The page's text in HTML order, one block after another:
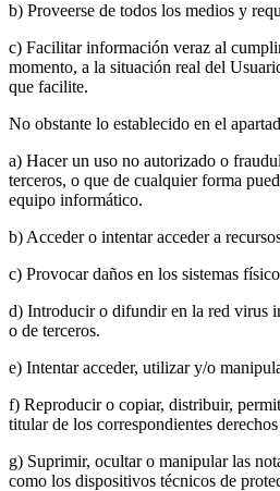
b) Proveerse de todos los medios y
c) Facilitar información veraz al
momento, a la situación real del
que facilite.
No obstante lo establecido en el
a) Hacer un uso no autorizado o
terceros, o que de cualquier forma
equipo informático.
b) Acceder o intentar acceder a
c) Provocar daños en los sistemas
d) Introducir o difundir en la red virus
o de terceros.
e) Intentar acceder, utilizar y/o
f) Reproducir o copiar, distribuir,
titular de los correspondientes
g) Suprimir, ocultar o manipular las
como los dispositivos técnicos de